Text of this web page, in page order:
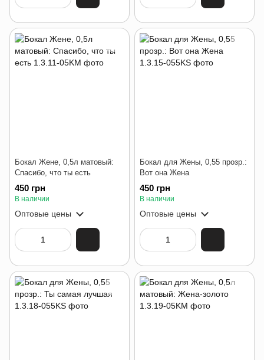
Бокал Жене, 0,5л матовый:
Спасибо, что ты есть
450 грн
В наличии
Оптовые цены
Бокал для Жены, 0,55 прозр.:
Вот она Жена
450 грн
В наличии
Оптовые цены